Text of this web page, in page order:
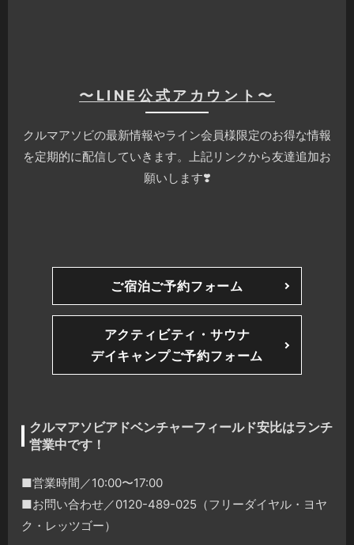
〜LINE公式アカウント〜
クルマアソビの最新情報やライン会員様限定のお得な情報
を定期的に配信していきます。上記リンクから友達追加お
願いします❣️
ご宿泊ご予約フォーム
アクティビティ・サウナ
デイキャンプご予約フォーム
クルマアソビアドベンチャーフィールド安比はランチ
営業中です！
■営業時間／10:00〜17:00
■お問い合わせ／0120-489-025（フリーダイヤル・ヨヤ
ク・レッツゴー）